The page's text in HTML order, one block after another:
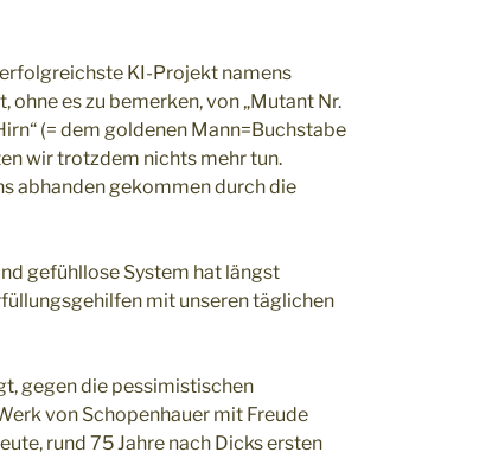
KI-Projekt namens
ohne es zu bemerken, von „Mutant Nr.
(= dem goldenen Mann=Buchstabe
wir trotzdem nichts mehr tun.
abhanden gekommen durch die
gefühllose System hat längst
mit unseren täglichen
gegen die pessimistischen
von Schopenhauer mit Freude
rund 75 Jahre nach Dicks ersten